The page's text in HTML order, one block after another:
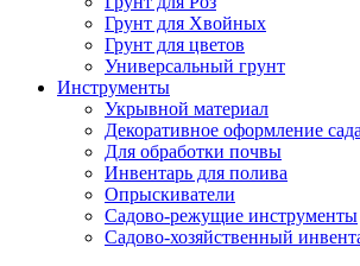
Грунт для Хвойных
Грунт для цветов
Универсальный грунт
Инструменты
Укрывной материал
Декоративное оформление сада
Для обработки почвы
Инвентарь для полива
Опрыскиватели
Садово-режущие инструменты
Садово-хозяйственный